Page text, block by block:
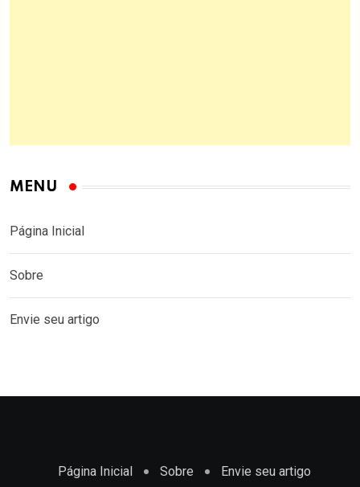
MENU
Página Inicial
Sobre
Envie seu artigo
Página Inicial Sobre Envie seu artigo